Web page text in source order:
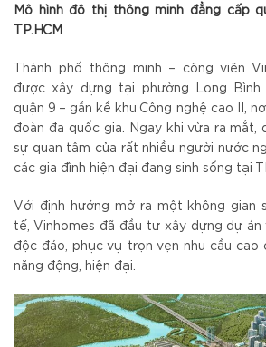
Mô hình đô thị thông minh đẳng cấp
TP.HCM
Thành phố thông minh – công viên
được xây dựng tại phường Long Bình
quận 9 – gần kề khu Công nghệ cao II,
đoàn đa quốc gia. Ngay khi vừa ra mắt,
sự quan tâm của rất nhiều người nước
các gia đình hiện đại đang sinh sống tại
Với định hướng mở ra một không gian
tế, Vinhomes đã đầu tư xây dựng dự án
độc đáo, phục vụ trọn vẹn nhu cầu cao
năng động, hiện đại.